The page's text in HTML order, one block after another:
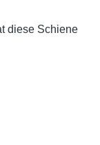
diese Schiene